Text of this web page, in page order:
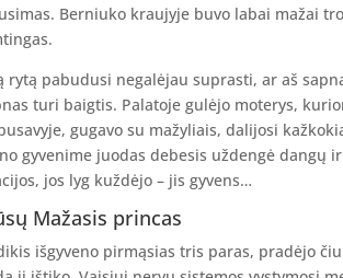
Berniuko kraujyje buvo labai mažai
rytą pabudusi negalėjau suprasti, ar aš
turi baigtis. Palatoje gulėjo moterys,
gugavo su mažyliais, dalijosi
gyvenime juodas debesis uždengė dangų
jos lyg kuždėjo – jis gyvens…
Mažasis princas
išgyveno pirmąsias tris paras, pradėjo